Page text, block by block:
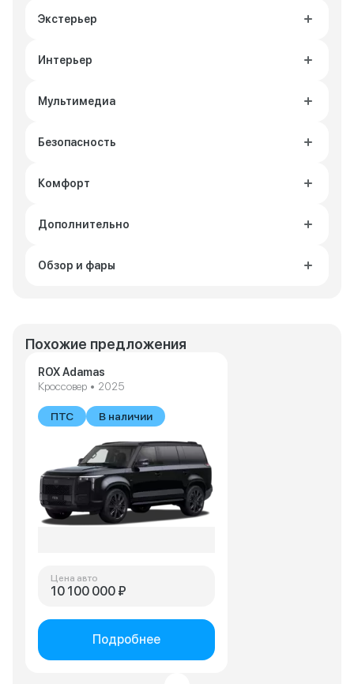
Экстерьер
Интерьер
Мультимедиа
Безопасность
Комфорт
Дополнительно
Обзор и фары
Похожие предложения
ROX Adamas
Кроссовер • 2025
ПТС В наличии
Цена авто
10 100 000 ₽
Подробнее